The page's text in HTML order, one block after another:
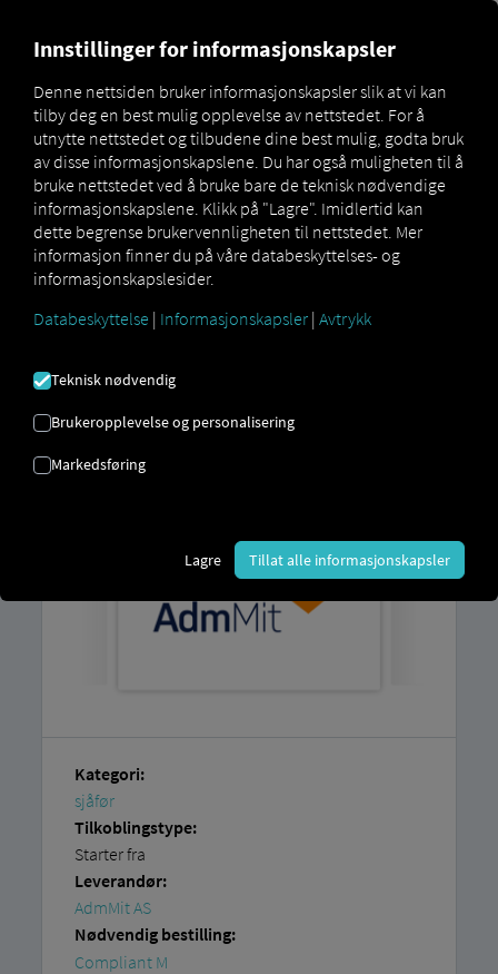
Marketplace Connectors AdmMit Connect
ADMMIT KOBLE TIL
Integrering av en ekstern leverandør
Bruker du allerede tjenestene til
med data fra tjenestene våre. Alt du
enAdmMit AS-
Kategori:
sjåfør
Tilkoblingstype:
Starter fra
Leverandør:
AdmMit AS
Nødvendig bestilling:
Compliant M
Innstillinger for informasjonskapsler
Denne nettsiden bruker informasjonskapsler slik at vi kan
tilby deg en best mulig opplevelse av nettstedet. For å
utnytte nettstedet og tilbudene dine best mulig, godta bruk
av disse informasjonskapslene. Du har også muligheten til å
bruke nettstedet ved å bruke bare de teknisk nødvendige
informasjonskapslene. Klikk på "Lagre". Imidlertid kan
dette begrense brukervennligheten til nettstedet. Mer
informasjon finner du på våre databeskyttelses- og
informasjonskapslesider.
Databeskyttelse | Informasjonskapsler | Avtrykk
Teknisk nødvendig
Brukeropplevelse og personalisering
Markedsføring
Lagre Tillat alle informasjonskapsler